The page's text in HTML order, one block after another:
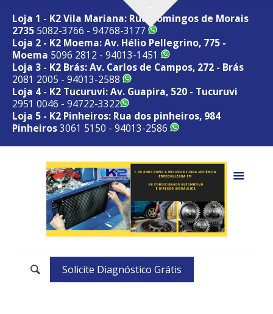
Loja 1 - K2 Vila Mariana: Rua Domingos de Morais
2735 5082-3766 - 94768-3177
Loja 2 - K2 Moema: Av. Hélio Pellegrino, 775 -
Moema 5096 2812 - 94013-1451
Loja 3 - K2 Brás: Av. Carlos de Campos, 272 - Brás
2081 2005 - 94013-2588
Loja 4 - K2 Tucuruvi: Av. Guapira, 520 - Tucuruvi
2951 0046 - 94722-3322
Loja 5 - K2 Pinheiros: Rua dos pinheiros, 984
Pinheiros3061 5150 - 94013-2586
Solicite Diagnóstico Grátis